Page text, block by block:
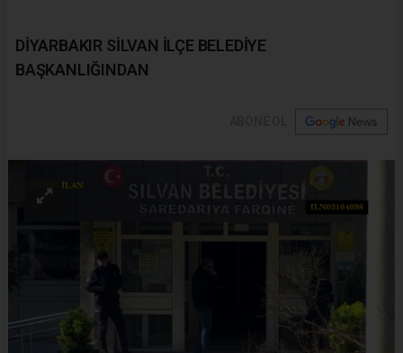
DİYARBAKIR SİLVAN İLÇE BELEDİYE
BAŞKANLIĞINDAN